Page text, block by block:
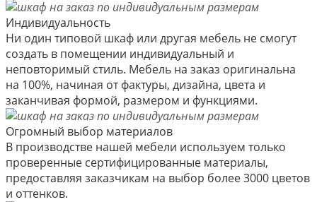
Индивидуальность
Ни один типовой шкаф или другая мебель не смогут
создать в помещении индивидуальный и
неповторимый стиль. Мебель на заказ оригинальна
на 100%, начиная от фактуры, дизайна, цвета и
заканчивая формой, размером и функциями.
Огромный выбор материалов
В производстве нашей мебели используем только
проверенные сертифицированные материалы,
предоставляя заказчикам на выбор более 3000 цветов
и оттенков.